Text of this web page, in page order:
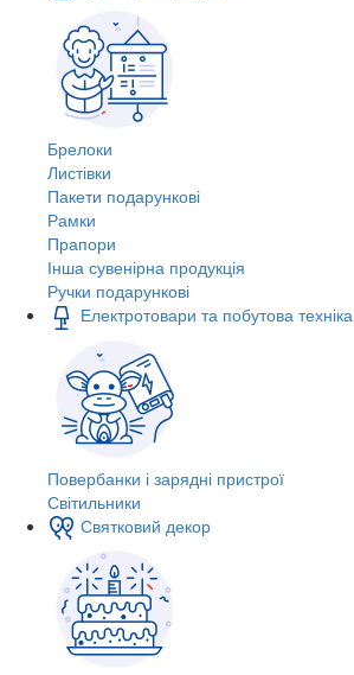
Брелоки
Листівки
Пакети подарункові
Рамки
Прапори
Інша сувенірна продукція
Ручки подарункові
Електротовари та побутова техніка
Повербанки і зарядні пристрої
Світильники
Святковий декор